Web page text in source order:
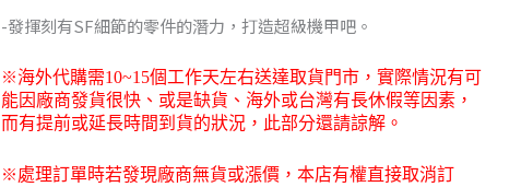
-發揮刻有SF細節的零件的潛力，打造超級機甲吧。
※海外代購需10~15個工作天左右送達取貨門市， 實際情況有可
能因廠商發貨很快、或是缺貨、海外或台灣有長休假等因素，
而有提前或延長時間到貨的狀況，此部分還請諒解。
※處理訂單時若發現廠商無貨或漲價，本店有權直接取消訂